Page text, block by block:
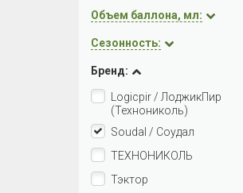
Объем баллона, мл:
Сезонность:
Бренд:
Logicpir / ЛоджикПир
(Технониколь)
Soudal / Соудал
ТЕХНОНИКОЛЬ
Тэктор